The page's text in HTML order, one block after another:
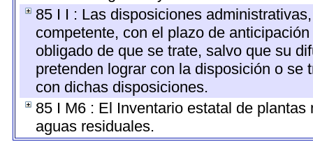
85 I I : Las disposiciones
competente, con el plazo de
obligado de que se trate, salvo que su
pretenden lograr con la disposición o se
con dichas disposiciones.
85 I M6 : El Inventario estatal de
aguas residuales.